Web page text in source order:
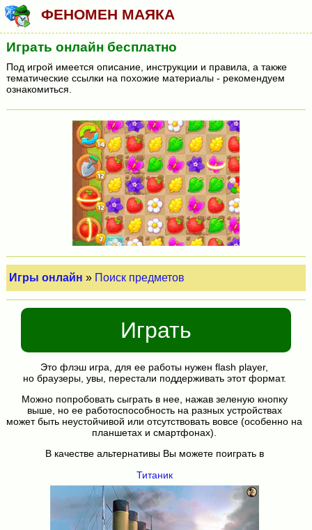
ФЕНОМЕН МАЯКА
Играть онлайн бесплатно
Под игрой имеется описание, инструкции и правила, а также
тематические ссылки на похожие материалы - рекомендуем
ознакомиться.
Игры онлайн » Поиск предметов
Играть
Это флэш игра, для ее работы нужен flash player,
но браузеры, увы, перестали поддерживать этот формат.
Можно попробовать сыграть в нее, нажав зеленую кнопку
выше, но ее работоспособность на разных устройствах
может быть неустойчивой или отсутствовать вовсе (особенно на
планшетах и смартфонах).
В качестве альтернативы Вы можете поиграть в
Титаник